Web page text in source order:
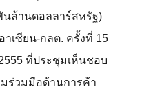
นล้านดอลลาร์สหรัฐ)
เซียน-กลต. ครั้งที่ 15
ที่ประชุมเห็นชอบ
ร่วมมือด้านการค้า